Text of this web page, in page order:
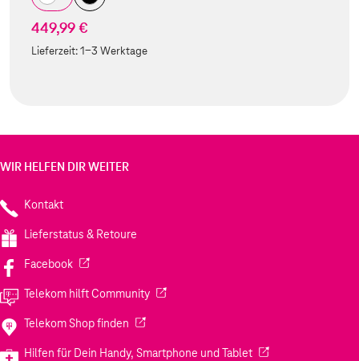
449,99 €
Lieferzeit:1-3 Werktage
WIR HELFEN DIR WEITER
Kontakt
Lieferstatus & Retoure
Facebook(Wird in einem neuen Tab geöffnet)
Telekom hilft Community(Wird in einem neuen Tab geöffnet)
Telekom Shop finden (Wird in einem neuen Tab geöffnet)
Hilfen für Dein Handy, Smartphone und Tablet(Wird in einem